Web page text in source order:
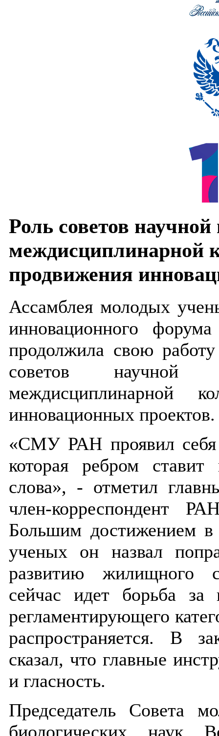
Роль советов
междисциплинарной
продвижения
Ассамблея молодых
инновационного
продолжила свою
советов
междисциплинарной
инновационных проектов.
«СМУ РАН проявил себя
которая ребром
слова», - отметил
член-корреспондент
Большим достижением в
ученых он назвал
развитию жилищного
сейчас идет борьба за
регламентирующего
распространяется. В
сказал, что главные
и гласность.
Председатель Совета
биологических наук